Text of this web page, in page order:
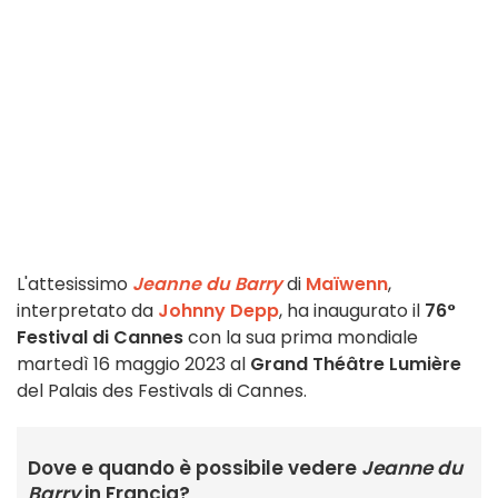
L'attesissimo Jeanne du Barrydi Maïwenn,
interpretato da Johnny Depp, ha inaugurato il 76°
Festival di Cannescon la sua prima mondiale
martedì 16 maggio 2023 al Grand Théâtre Lumière
del Palais des Festivals di Cannes.
Dove e quando è possibile vedere Jeanne du